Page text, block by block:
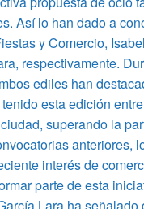
Así lo han dado a
y Comercio,
respectivamente.
ediles han
esta edición
superando la
anteriores,
interés de
parte de esta
Lara ha señalado